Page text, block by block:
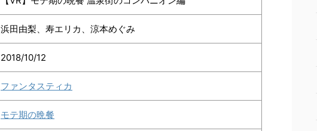
浜田由梨、寿エリカ、涼本めぐみ
2018/10/12
ファンタスティカ
モテ期の晩餐